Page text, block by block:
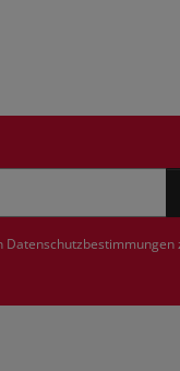
Datenschutzbestimmungen